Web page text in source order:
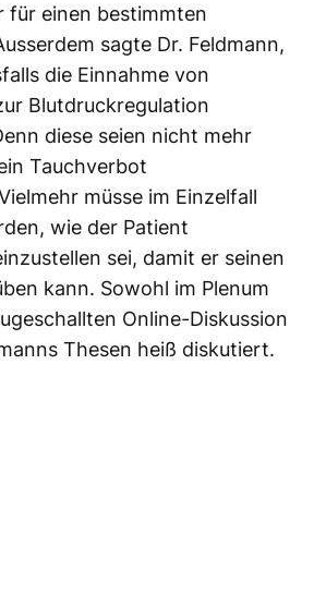
für einen bestimmten
sagte Dr. Feldmann,
die Einnahme von
Blutdruckregulation
diese seien nicht mehr
Tauchverbot
müsse im Einzelfall
wie der Patient
sei, damit er seinen
kann. Sowohl im Plenum
Online-Diskussion
Thesen heiß diskutiert.